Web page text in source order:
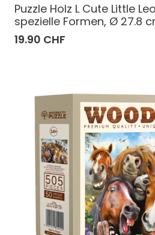
Puzzle Holz L Cute Little
spezielle Formen, Ø 27.8
19.90 CHF